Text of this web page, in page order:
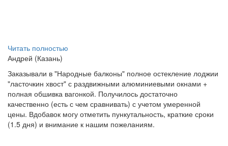
Читать полностью
Андрей (Казань)
Заказывали в "Народные балконы" полное остекление лоджии
"ласточкин хвост" с раздвижными алюминиевыми окнами +
полная обшивка вагонкой. Получилось достаточно
качественно (есть с чем сравнивать) с учетом умеренной
цены. Вдобавок могу отметить пункутальность, краткие сроки
(1.5 дня) и внимание к нашим пожеланиям.